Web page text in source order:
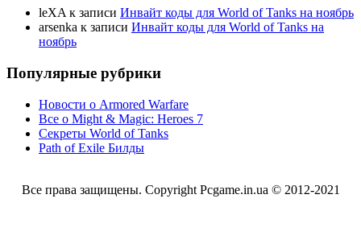
leXA к записи Инвайт коды для World of Tanks на ноябрь
arsenka к записи Инвайт коды для World of Tanks на
ноябрь
Популярные рубрики
Новости о Armored Warfare
Все о Might & Magic: Heroes 7
Секреты World of Tanks
Path of Exile Билды
Все права защищены. Copyright Pcgame.in.ua © 2012-2021